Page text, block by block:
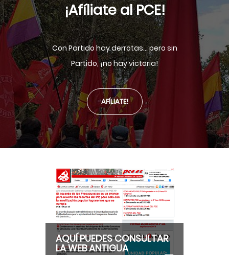
¡Afíliate al PCE!
Con Partido hay derrotas... pero sin
Partido, ¡no hay victoria!
AFÍLIATE!
AQUÍ PUEDES CONSULTAR
LA WEB ANTIGUA